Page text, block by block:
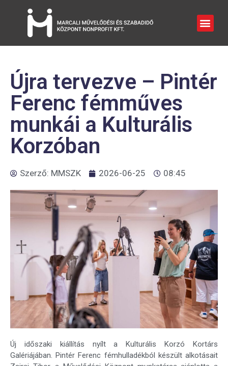
Újra tervezve – Pintér
Ferenc fémműves
munkái a Kulturális
Korzóban
Szerző: MMSZK 2026-06-25 08:45
Új időszaki kiállítás nyílt a Kulturális Korzó Kortárs
Galériájában. Pintér Ferenc fémhulladékból készült alkotásait